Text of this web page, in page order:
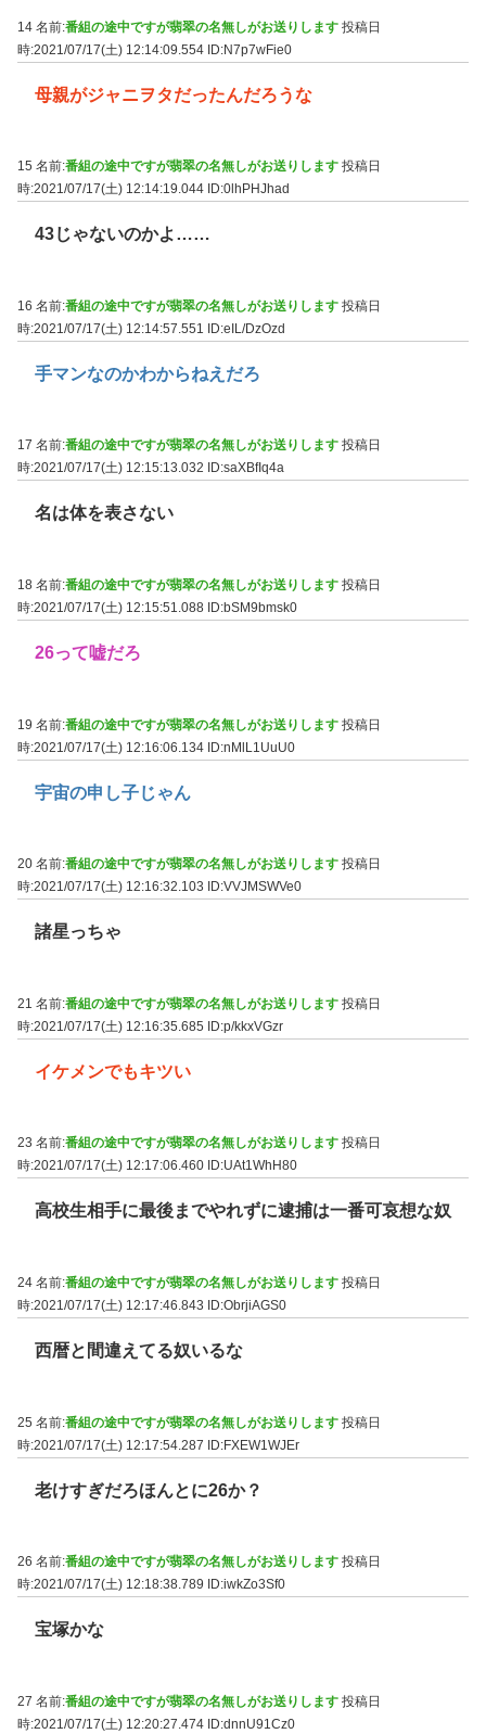
14 名前:番組の途中ですが翡翠の名無しがお送りします 投稿日
時:2021/07/17(土) 12:14:09.554 ID:N7p7wFie0
母親がジャニヲタだったんだろうな
15 名前:番組の途中ですが翡翠の名無しがお送りします 投稿日
時:2021/07/17(土) 12:14:19.044 ID:0lhPHJhad
43じゃないのかよ……
16 名前:番組の途中ですが翡翠の名無しがお送りします 投稿日
時:2021/07/17(土) 12:14:57.551 ID:eIL/DzOzd
手マンなのかわからねえだろ
17 名前:番組の途中ですが翡翠の名無しがお送りします 投稿日
時:2021/07/17(土) 12:15:13.032
ID:saXBfIq4a
名は体を表さない
18 名前:番組の途中ですが翡翠の名無しがお送りします 投稿日
時:2021/07/17(土) 12:15:51.088 ID:bSM9bmsk0
26って嘘だろ
19 名前:番組の途中ですが翡翠の名無しがお送りします 投稿日
時:2021/07/17(土) 12:16:06.134 ID:nMlL1UuU0
宇宙の申し子じゃん
20 名前:番組の途中ですが翡翠の名無しがお送りします 投稿日
時:2021/07/17(土) 12:16:32.103
ID:VVJMSWVe0
諸星っちゃ
21 名前:番組の途中ですが翡翠の名無しがお送りします 投稿日
時:2021/07/17(土) 12:16:35.685 ID:p/kkxVGzr
イケメンでもキツい
23 名前:番組の途中ですが翡翠の名無しがお送りします 投稿日
時:2021/07/17(土) 12:17:06.460 ID:UAt1WhH80
高校生相手に最後までやれずに逮捕は一番可哀想な奴
24 名前:番組の途中ですが翡翠の名無しがお送りします 投稿日
時:2021/07/17(土) 12:17:46.843
ID:ObrjiAGS0
西暦と間違えてる奴いるな
25 名前:番組の途中ですが翡翠の名無しがお送りします 投稿日
時:2021/07/17(土) 12:17:54.287 ID:FXEW1WJEr
老けすぎだろほんとに26か？
26 名前:番組の途中ですが翡翠の名無しがお送りします 投稿日
時:2021/07/17(土) 12:18:38.789
ID:iwkZo3Sf0
宝塚かな
27 名前:番組の途中ですが翡翠の名無しがお送りします 投稿日
時:2021/07/17(土) 12:20:27.474 ID:dnnU91Cz0